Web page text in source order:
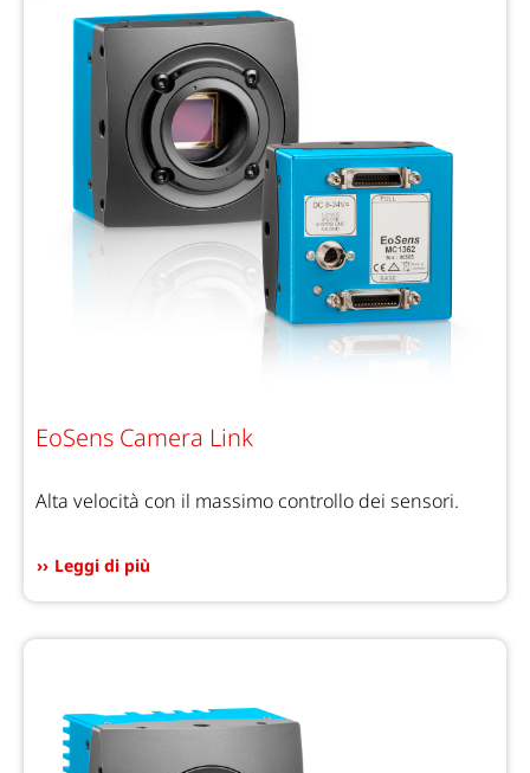
EoSens Camera Link
Alta velocità con il massimo controllo dei sensori.
Leggi di più